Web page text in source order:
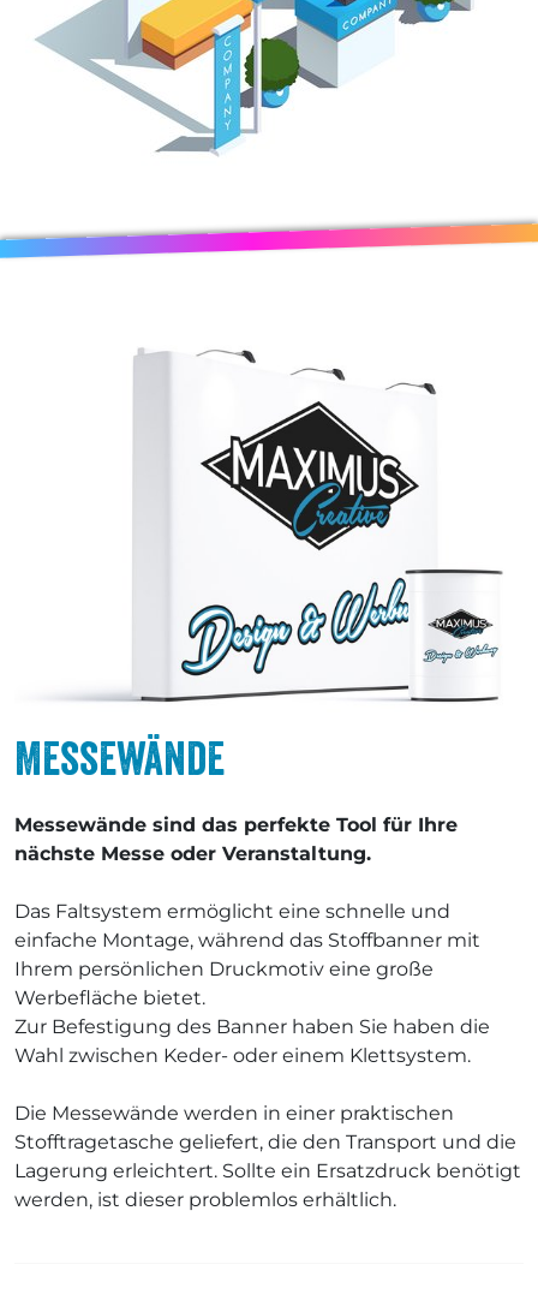
Messewände
Messewände sind das perfekte Tool für Ihre
nächste Messe oder Veranstaltung.
Das Faltsystem ermöglicht eine schnelle und
einfache Montage, während das Stoffbanner mit
Ihrem persönlichen Druckmotiv eine große
Werbefläche bietet.
Zur Befestigung des Banner haben Sie haben die
Wahl zwischen Keder- oder einem Klettsystem.
Die Messewände werden in einer praktischen
Stofftragetasche geliefert, die den Transport und die
Lagerung erleichtert. Sollte ein Ersatzdruck benötigt
werden, ist dieser problemlos erhältlich.